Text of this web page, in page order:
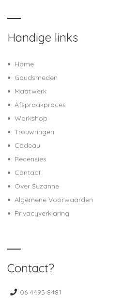
Handige links
Home
Goudsmeden
Maatwerk
Afspraakproces
Workshop
Trouwringen
Cadeau
Recensies
Contact
Over Suzanne
Algemene Voorwaarden
Privacyverklaring
Contact?
06 4495 8481